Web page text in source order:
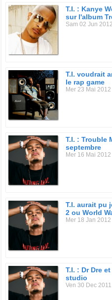
T.I. : Kanye
sur l'album
Sam 02 Jun 2012
T.I. voudrait
le rap game
Mer 23 Mai 2012
T.I. : Trouble
septembre
Mer 16 Mai 2012
T.I. aurait pu
2 ou World
Mer 18 Jan 2012
T.I. : Dr Dre
studio
Ven 30 Dec 2011